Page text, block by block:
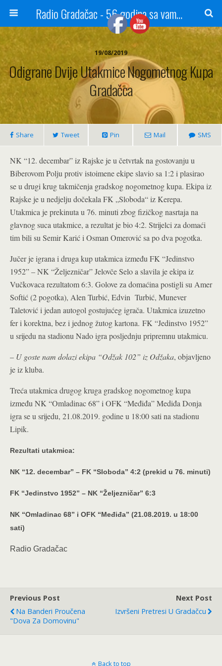
Radio Gradačac - 56 godina sa vama...
19/08/2019
Odigrane Dvije Utakmice Nogometnog Kupa
Gradačca
Share Tweet Pin Mail SMS
NK “12. decembar” iz Rajske je u četvrtak na gostovanju u
Biberovom Polju protiv istoimene ekipe slavio sa 1:2 i plasirao
se u drugi krug takmičenja gradskog nogometnog kupa. Ekipa iz
Rajske je u nedjelju dočekala FK „Sloboda“ iz Kerepa.
Utakmica je prekinuta u 76. minuti zbog fizičkog nasrtaja na
glavnog suca utakmice, a rezultat je bio 4:2. Strijelci za domaći
tim bili su Semir Karić i Osman Omerović sa po dva pogotka.
Jučer je igrana i druga kup utakmica između FK “Jedinstvo
1952” – NK “Željezničar” Jelovče Selo a slavila je ekipa iz
Vučkovaca rezultatom 6:3. Golove za domaćina postigli su Amer
Softić (2 pogotka), Alen Turbić, Edvin Turbić, Munever
Taletović i jedan autogol gostujućeg igrača. Utakmica izuzetno
fer i korektna, bez i jednog žutog kartona. FK “Jedinstvo 1952”
u srijedu na stadionu Nado igra posljednju pripremnu utakmicu.
– U goste nam dolazi ekipa “Odžak 102” iz Odžaka, objavljeno
je iz kluba.
Treća utakmica drugog kruga gradskog nogometnog kupa
između NK “Omladinac 68” i OFK “Međiđa” Mediđa Donja
igra se u srijedu, 21.08.2019. godine u 18:00 sati na stadionu
Lipik.
Rezultati utakmica:
NK “12. decembar” – FK “Sloboda” 4:2 (prekid u 76. minuti)
FK “Jedinstvo 1952” – NK “Željezničar” 6:3
NK “Omladinac 68” i OFK “Međiđa” (21.08.2019. u 18:00
sati)
Radio Gradačac
Previous Post
Na Banderi Proučena
"Dova Za Domovinu"
Next Post
Izvršeni Pretresi U Gradačcu
Back to top